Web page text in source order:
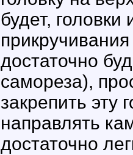
будет,
достаточно
самореза),
закрепить эту
направлять
достаточно